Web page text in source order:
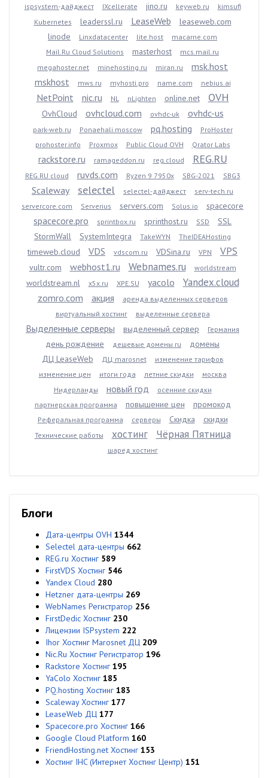
ispsystem-дайджест IXcellerate jino.ru keyweb.ru
kimsufi
Kubernetes
leaderssl.ru LeaseWeb
leaseweb.com
linode
Linxdatacenter lite.host
macarne.com
Mail.Ru Cloud Solutions
masterhost
mcs.mail.ru
megahoster.net
minehosting.ru miran.ru
msk.host
mskhost
mws.ru myhosti.pro name.com nebius.ai
NetPoint nic.ru NL nLighten online.net OVH
OvhCloud ovhcloud.com ovhdc-uk ovhdc-us
park-web.ru Ponaehali.moscow pq.hosting
ProHoster
prohoster.info
Proxmox Public Cloud OVH Qrator Labs
rackstore.ru ramageddon.ru reg.cloud REG.RU
REG.RU cloud ruvds.com Ryzen 9 7950x SBG-2021 SBG3
Scaleway selectel selectel-дайджест
serv-tech.ru
servercore.com
Serverius servers.com Solus.io spacecore
spacecore.pro sprintbox.ru sprinthost.ru SSD
SSL
StormWall
SystemIntegra TakeWYN TheIDEAHosting
timeweb.cloud VDS vdscom.ru VDSina.ru VPN VPS
vultr.com webhost1.ru Webnames.ru worldstream
worldstream.nl x5x.ru XPE.SU yacolo Yandex.cloud
zomro.com акция
аренда выделенных серверов
виртуальный хостинг
выделенные сервера
Выделенные серверы выделенный сервер Германия
день рождение дешевые домены ru
домены
ДЦ LeaseWeb
ДЦ marosnet
изменение тарифов
изменение цен
итоги года летние скидки
москва
Нидерланды
новый год
осенние скидки
партнерская программа
повышение цен промокод
Реферальная программа серверы Скидка скидки
Технические работы хостинг Чёрная Пятница
шаред хостинг
Блоги
Дата-центры OVH 1344
Selectel дата-центры 662
REG.ru Хостинг 589
FirstVDS Хостинг 546
Yandex Cloud 280
Hetzner дата-центры 269
WebNames Регистратор 256
FirstDedic Хостинг 230
Лицензии ISPsystem 222
Ihor Хостинг Marosnet ДЦ 209
Nic.Ru Хостинг Регистратор 196
Rackstore Хостинг 195
YaColo Хостинг 185
PQ.hosting Хостинг 183
Scaleway Хостинг 177
LeaseWeb ДЦ 177
Spacecore.pro Хостинг 166
Google Cloud Platform 160
FriendHosting.net Хостинг 153
Хостинг IHC (Интернет Хостинг Центр) 151